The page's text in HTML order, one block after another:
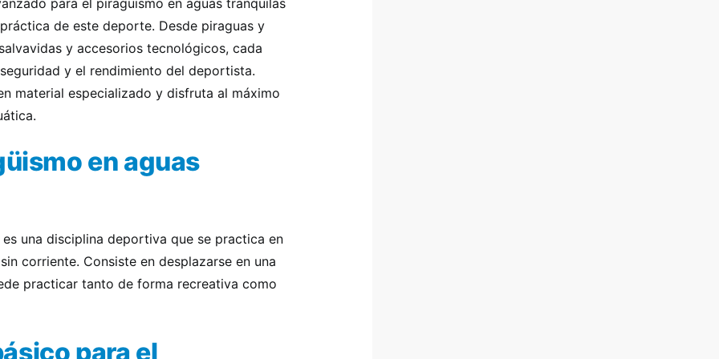
para el piragüismo en aguas tranquilas
de este deporte. Desde piraguas y
y accesorios tecnológicos, cada
y el rendimiento del deportista.
material especializado y disfruta al máximo
en aguas
una disciplina deportiva que se practica en
corriente. Consiste en desplazarse en una
practicar tanto de forma recreativa como
para el